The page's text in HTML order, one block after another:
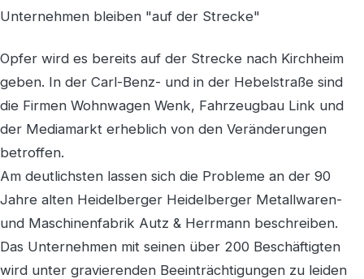
Unternehmen bleiben "auf der Strecke"
Opfer wird es bereits auf der Strecke nach Kirchheim
geben. In der Carl-Benz- und in der Hebelstraße sind
die Firmen Wohnwagen Wenk, Fahrzeugbau Link und
der Mediamarkt erheblich von den Veränderungen
betroffen.
Am deutlichsten lassen sich die Probleme an der 90
Jahre alten Heidelberger Heidelberger Metallwaren-
und Maschinenfabrik Autz & Herrmann beschreiben.
Das Unternehmen mit seinen über 200 Beschäftigten
wird unter gravierenden Beeinträchtigungen zu leiden